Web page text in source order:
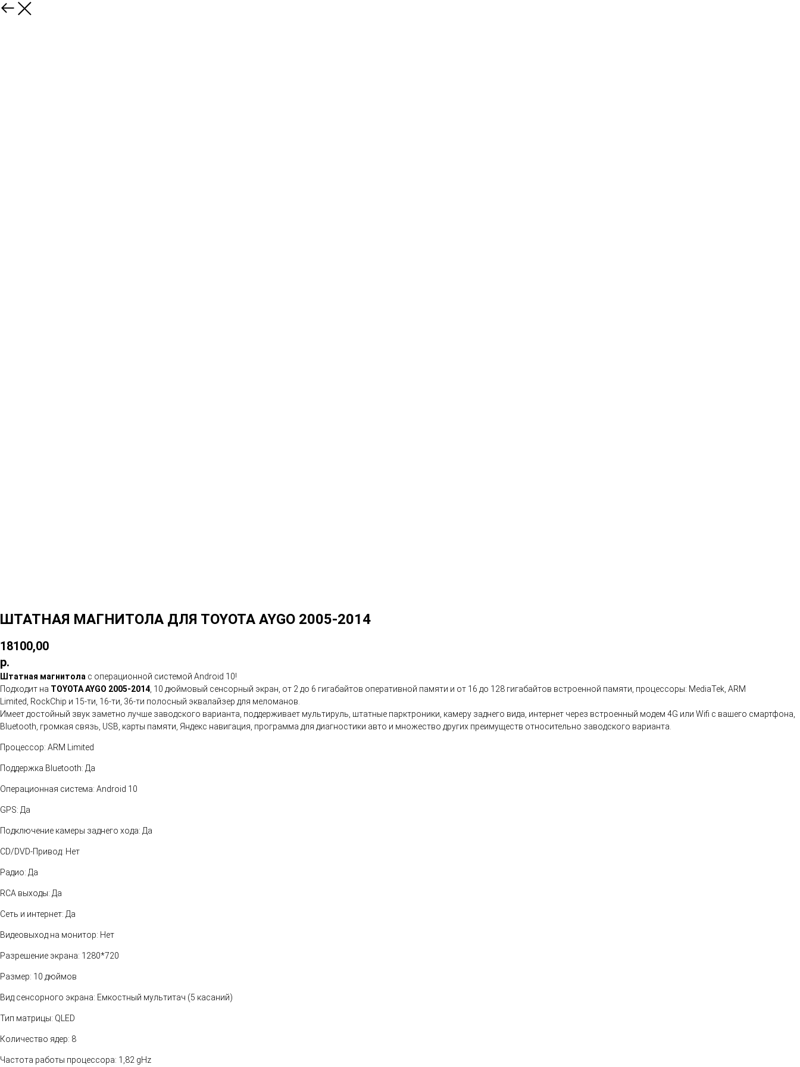
ШТАТНАЯ МАГНИТОЛА ДЛЯ TOYOTA AYGO 2005-2014
18100,00
р.
Штатная магнитола с операционной системой Android 10!
Подходит на TOYOTA AYGO 2005-2014 , 10 дюймовый сенсорный экран, от 2 до 6 гигабайтов оперативной памяти и от 16 до 128 гигабайтов встроенной памяти, процессоры: MediaTek, ARM
Limited, RockChip и 15-ти, 16-ти, 36-ти полосный эквалайзер для меломанов.
Имеет достойный звук заметно лучше заводского варианта, поддерживает мультируль, штатные парктроники, камеру заднего вида, интернет через встроенный модем 4G или Wifi с вашего смартфона,
Bluetooth, громкая связь, USB, карты памяти, Яндекс навигация, программа для диагностики авто и множество других преимуществ относительно заводского варианта.
Процессор: ARM Limited
Поддержка Bluetooth: Да
Операционная система: Android 10
GPS: Да
Подключение камеры заднего хода: Да
CD/DVD-Привод: Нет
Радио: Да
RCA выходы: Да
Сеть и интернет: Да
Видеовыход на монитор: Нет
Разрешение экрана: 1280*720
Размер: 10 дюймов
Вид сенсорного экрана: Емкостный мультитач (5 касаний)
Тип матрицы: QLED
Количество ядер: 8
Частота работы процессора: 1,82 gHz